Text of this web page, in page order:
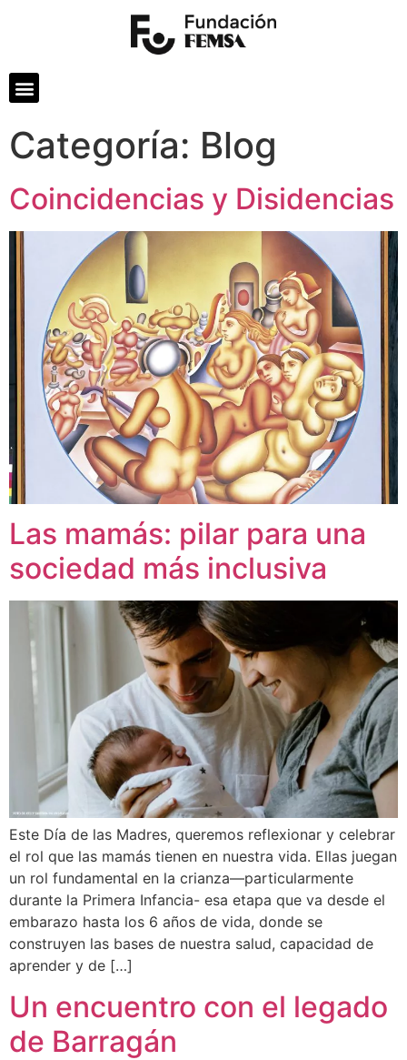
Categoría: Blog
Coincidencias y Disidencias
Las mamás: pilar para una
sociedad más inclusiva
Este Día de las Madres, queremos reflexionar y celebrar
el rol que las mamás tienen en nuestra vida. Ellas juegan
un rol fundamental en la crianza—particularmente
durante la Primera Infancia- esa etapa que va desde el
embarazo hasta los 6 años de vida, donde se
construyen las bases de nuestra salud, capacidad de
aprender y de […]
Un encuentro con el legado
de Barragán